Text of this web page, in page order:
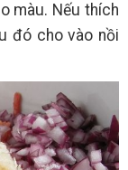
màu. Nếu thích
đó cho vào nồi